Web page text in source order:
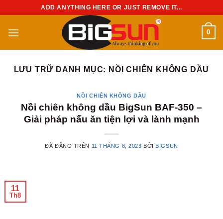
nội
ADD ANYTHING HERE OR JUST REMOVE IT...
0
LƯU TRỮ DANH MỤC: NỒI CHIÊN KHÔNG DẦU
NỒI CHIÊN KHÔNG DẦU
Nồi chiên không dầu BigSun BAF-350 –
Giải pháp nấu ăn tiện lợi và lành mạnh
ĐÃ ĐĂNG TRÊN 11 THÁNG 8, 2023 BỞIBIGSUN
11
Th8